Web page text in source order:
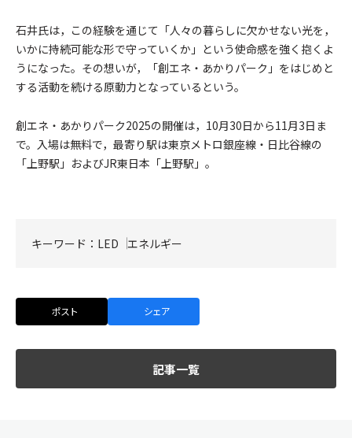
石井氏は，この経験を通じて「人々の暮らしに欠かせない光を，
いかに持続可能な形で守っていくか」という使命感を強く抱くよ
うになった。その想いが，「創エネ・あかりパーク」をはじめと
する活動を続ける原動力となっているという。
創エネ・あかりパーク2025の開催は，10月30日から11月3日ま
で。入場は無料で，最寄り駅は東京メトロ銀座線・日比谷線の
「上野駅」およびJR東日本「上野駅」。
キーワード： LED エネルギー
ポスト シェア
記事一覧